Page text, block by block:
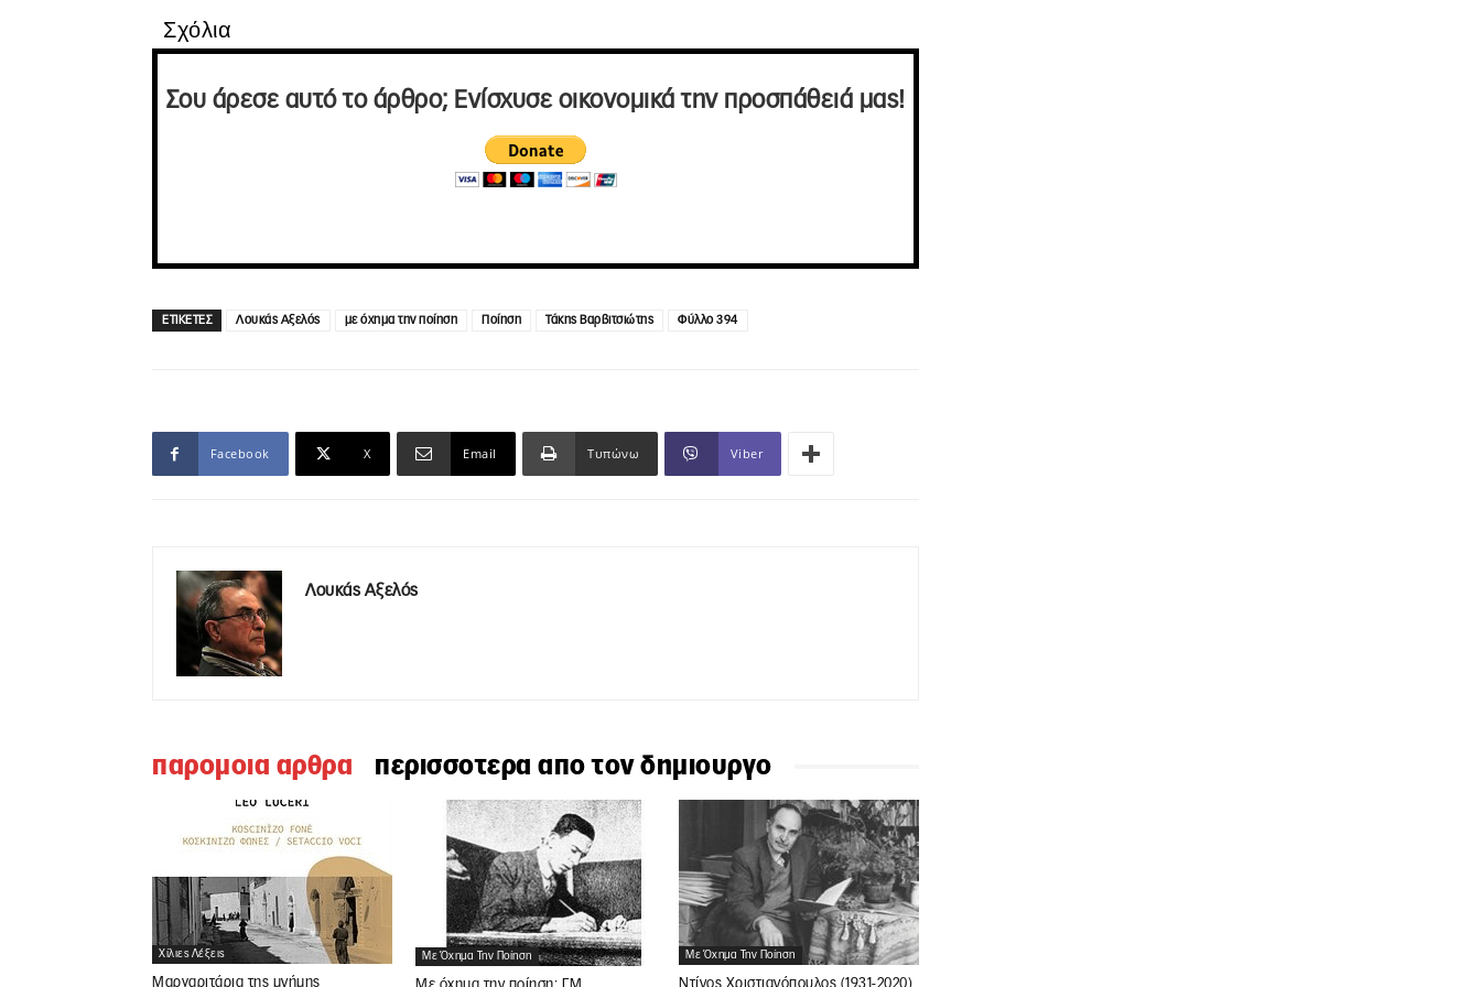
Σχόλια
Σου άρεσε αυτό το άρθρο; Ενίσχυσε οικονομικά την προσπάθειά μας!
ΕΤΙΚΕΤΕΣ Λουκάς Αξελός με όχημα την ποίηση Ποίηση Τάκης Βαρβιτσιώτης Φύλλο 394
Facebook X Email Τυπώνω Viber
Λουκάς Αξελός
παρομοια αρθρα περισσοτερα απο τον δημιουργο
Χίλιες Λέξεις
Μαργαριτάρια της μνήμης
Με Όχημα Την Ποίηση Με Όχημα Την Ποίηση